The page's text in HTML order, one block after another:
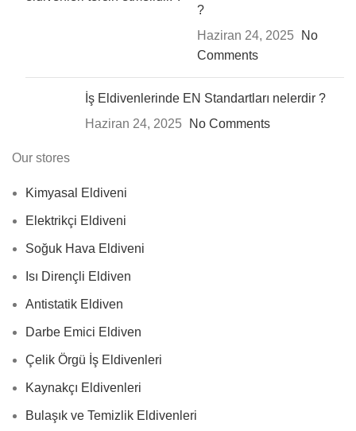
?
Haziran 24, 2025
No
Comments
İş Eldivenlerinde EN Standartları nelerdir ?
Haziran 24, 2025
No Comments
Our stores
Kimyasal Eldiveni
Elektrikçi Eldiveni
Soğuk Hava Eldiveni
Isı Dirençli Eldiven
Antistatik Eldiven
Darbe Emici Eldiven
Çelik Örgü İş Eldivenleri
Kaynakçı Eldivenleri
Bulaşık ve Temizlik Eldivenleri